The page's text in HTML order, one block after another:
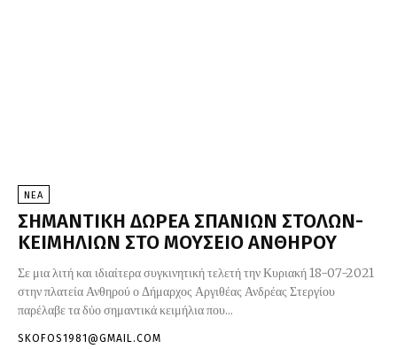
ΝΕΑ
ΣΗΜΑΝΤΙΚΗ ΔΩΡΕΑ ΣΠΑΝΙΩΝ ΣΤΟΛΩΝ-
ΚΕΙΜΗΛΙΩΝ ΣΤΟ ΜΟΥΣΕΙΟ ΑΝΘΗΡΟΥ
Σε μια λιτή και ιδιαίτερα συγκινητική τελετή την Κυριακή 18-07-2021
στην πλατεία Ανθηρού ο Δήμαρχος Αργιθέας Ανδρέας Στεργίου
παρέλαβε τα δύο σημαντικά κειμήλια που...
SKOFOS1981@GMAIL.COM